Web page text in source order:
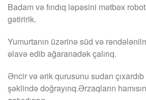
Badam və fındıq ləpəsini mətbəx
gətiririk.
Yumurtanın üzərinə süd və
əlavə edib ağaranadək çalırıq.
Əncir və ərik qurusunu sudan çıxardıb
şəklində doğrayırıq.Ərzaqların